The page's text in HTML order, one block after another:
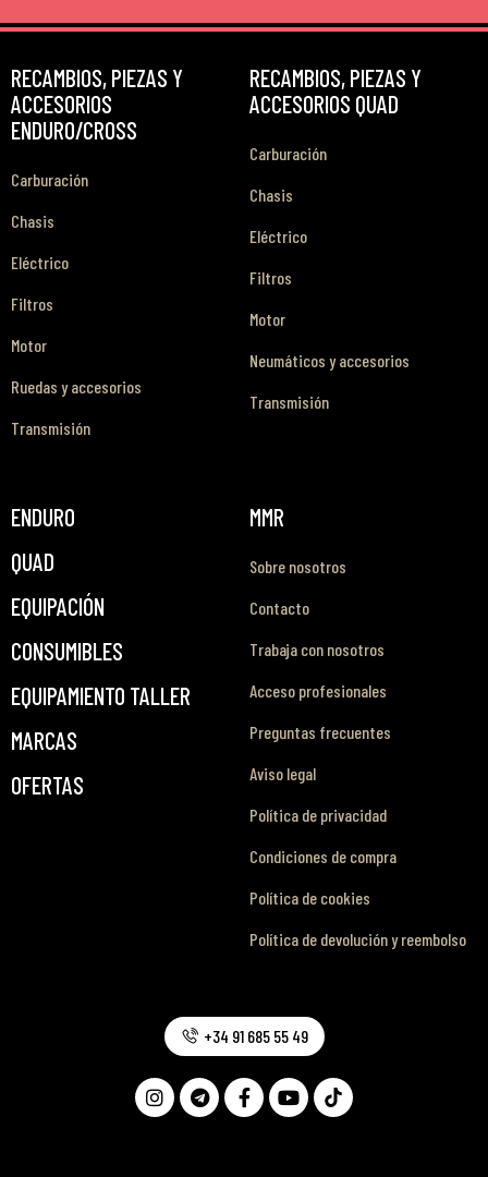
RECAMBIOS, PIEZAS Y
ACCESORIOS
ENDURO/CROSS
Carburación
Chasis
Eléctrico
Filtros
Motor
Ruedas y accesorios
Transmisión
RECAMBIOS, PIEZAS Y
ACCESORIOS QUAD
Carburación
Chasis
Eléctrico
Filtros
Motor
Neumáticos y accesorios
Transmisión
ENDURO
QUAD
EQUIPACIÓN
CONSUMIBLES
EQUIPAMIENTO TALLER
MARCAS
OFERTAS
MMR
Sobre nosotros
Contacto
Trabaja con nosotros
Acceso profesionales
Preguntas frecuentes
Aviso legal
Política de privacidad
Condiciones de compra
Política de cookies
Política de devolución y reembolso
+34 91 685 55 49